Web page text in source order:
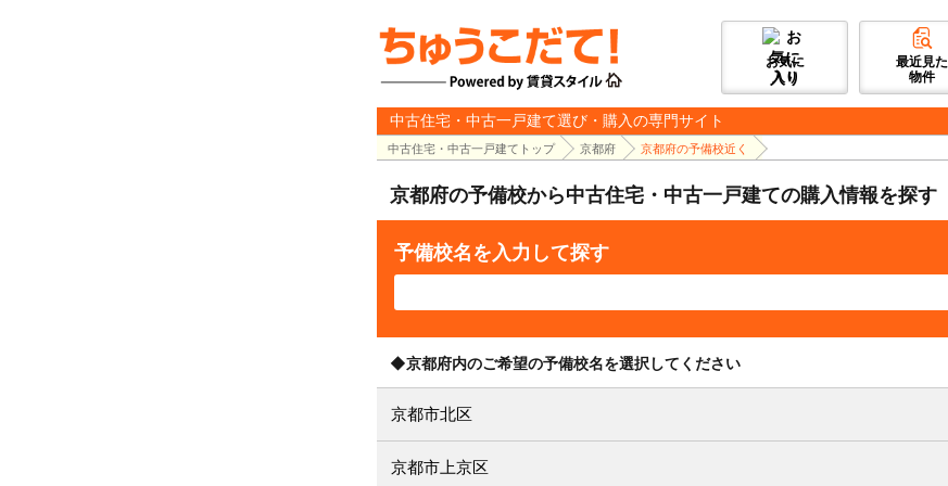
お気に
入り
最近見た
物件
中古住宅・中古一戸建て選び・購入の専門サイト
中古住宅・中古一戸建てトップ 京都府 京都府の予備校近く
京都府の予備校から中古住宅・中古一戸建ての購入情報を探す
予備校名を入力して探す
◆京都府内のご希望の予備校名を選択してください
京都市北区
京都市上京区